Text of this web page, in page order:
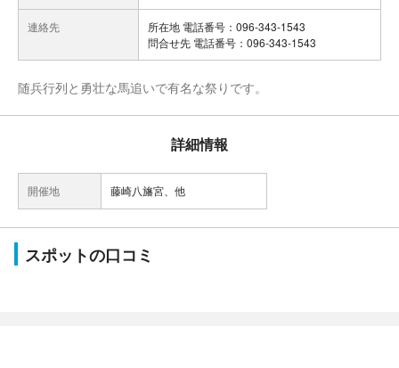
連絡先
所在地 電話番号：096-343-1543
問合せ先 電話番号：096-343-1543
随兵行列と勇壮な馬追いで有名な祭りです。
詳細情報
開催地 藤崎八旛宮、他
スポットの口コミ